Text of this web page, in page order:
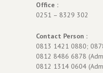
Office :
0251 – 8329 302
Contact Person :
0813 1421 0880;
0812 8486 6878
0812 1314 0604